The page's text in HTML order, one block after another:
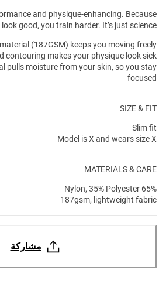
and physique-enhancing. Because
good, you train harder. It’s just science.
(187GSM) keeps you moving freely
contouring makes your physique look sick
pulls moisture from your skin, so you stay
focused
SIZE & FIT
Slim fit
Model is X and wears size X
MATERIALS & CARE
65% Nylon, 35% Polyester
187gsm, lightweight fabric
مشاركة